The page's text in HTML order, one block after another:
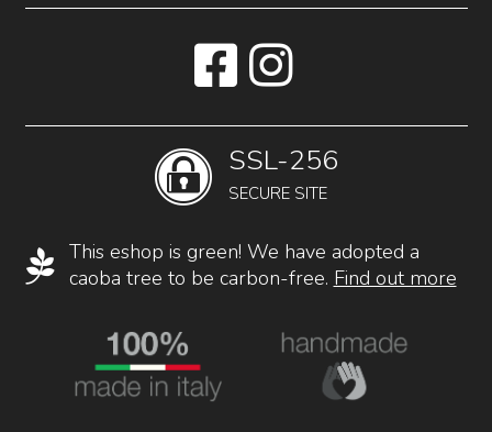
SSL-256
SECURE SITE
This eshop is green! We have adopted a
caoba tree to be carbon-free. Find out more